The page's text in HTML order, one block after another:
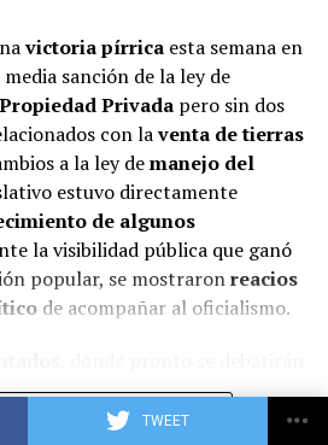
TWEET
victoria pírricaesta semana en
sanción de la ley de
Privada pero sin dos
con laventa de tierras
a la ley demanejo del
estuvo directamente
de algunos
la visibilidad pública que ganó
popular, se mostraronreacios
de acompañar al oficialismo.
del Banco Central y la
de Inocencia Fiscal, y se
READING